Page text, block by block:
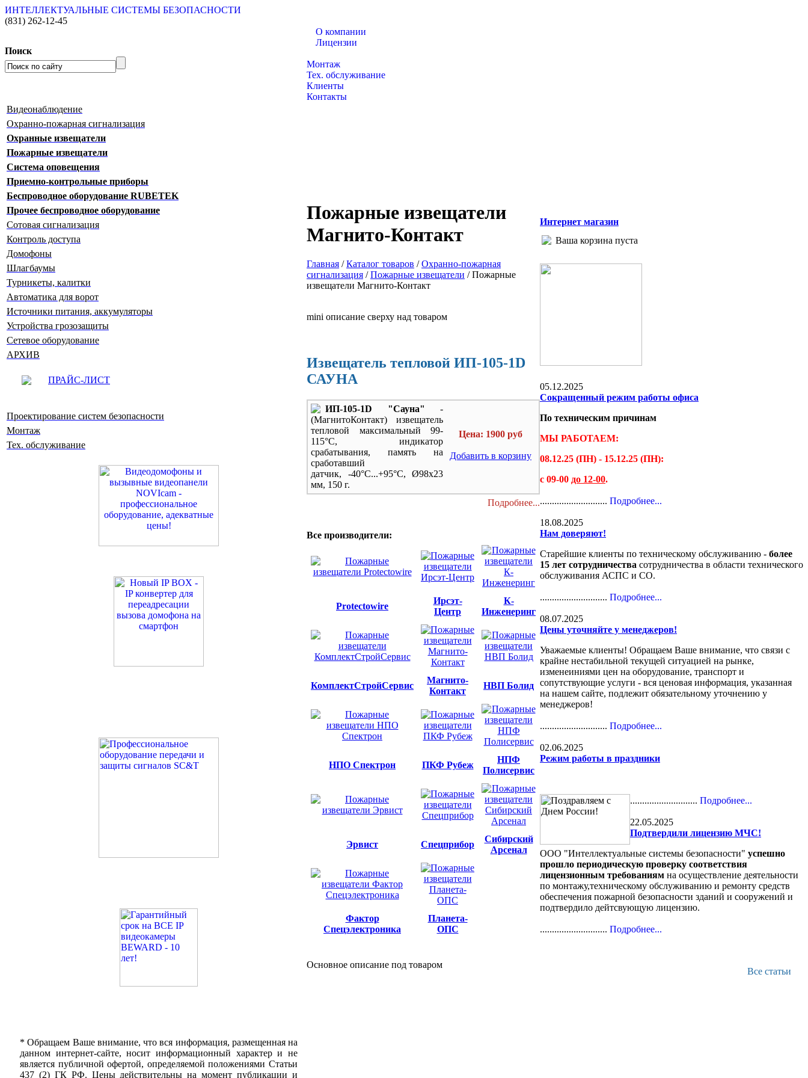
ИНТЕЛЛЕКТУАЛЬНЫЕ СИСТЕМЫ БЕЗОПАСНОСТИ
(831) 262-12-45
Поиск
О компании
Лицензии
Монтаж
Тех. обслуживание
Клиенты
Контакты
Видеонаблюдение
Охранно-пожарная сигнализация
Охранные извещатели
Пожарные извещатели
Система оповещения
Приемно-контрольные приборы
Беспроводное оборудование RUBETEK
Прочее беспроводное оборудование
Сотовая сигнализация
Контроль доступа
Домофоны
Шлагбаумы
Турникеты, калитки
Автоматика для ворот
Источники питания, аккумуляторы
Устройства грозозащиты
Сетевое оборудование
АРХИВ
ПРАЙС-ЛИСТ
Проектирование систем безопасности
Монтаж
Тех. обслуживание
* Обращаем Ваше внимание, что вся информация, размещенная на
данном интернет-сайте, носит информационный характер и не
является публичной офертой, определяемой положениями Статьи
437 (2) ГК РФ. Цены действительны на момент публикации и
Пожарные извещатели
Магнито-Контакт
Главная /Каталог товаров /Охранно-пожарная
сигнализация /Пожарные извещатели /Пожарные
извещатели Магнито-Контакт
mini описание сверху над товаром
Извещатель тепловой ИП-105-1D
САУНА
ИП-105-1D "Сауна" -
(МагнитоКонтакт) извещатель
тепловой максимальный 99-
115°С, индикатор
срабатывания, память на
сработавший
датчик, -40°С...+95°С, Ø98х23
мм, 150 г.
Цена: 1900 руб
Добавить в корзину
Подробнее...
Все производители:
Protectowire
Ирсэт-
Центр
К-
Инженеринг
КомплектСтройСервис
Магнито-
Контакт
НВП Болид
НПО Спектрон ПКФ Рубеж
НПФ
Полисервис
Эрвист Спецприбор
Сибирский
Арсенал
Фактор
Спецэлектроника
Планета-
ОПС
Основное описание под товаром
Интернет магазин
Ваша корзина пуста
05.12.2025
Сокращенный режим работы офиса
По техническим причинам
МЫ РАБОТАЕМ:
08.12.25 (ПН) - 15.12.25 (ПН):
с 09-00 до 12-00.
............................ Подробнее...
18.08.2025
Нам доверяют!
Старейшие клиенты по техническому обслуживанию - более
15 лет сотрудничества сотрудничества в области технического
обслуживания АСПС и СО.
............................ Подробнее...
08.07.2025
Цены уточняйте у менеджеров!
Уважаемые клиенты! Обращаем Ваше внимание, что связи с
крайне нестабильной текущей ситуацией на рынке,
изменеиниями цен на оборудование, транспорт и
сопутствующие услуги - вся ценовая информация, указанная
на нашем сайте, подлежит обязательному уточнению у
менеджеров!
............................ Подробнее...
02.06.2025
Режим работы в праздники
............................ Подробнее...
22.05.2025
Подтвердили лицензию МЧС!
ООО "Интеллектуальные системы безопасности" успешно
прошло периодическую проверку соответствия
лицензионным требованиям на осуществление деятельности
по монтажу,техническому обслуживанию и ремонту средств
обеспечения пожарной безопасности зданий и сооружений и
подтвердило дейтсвующую лицензию.
............................ Подробнее...
Все статьи